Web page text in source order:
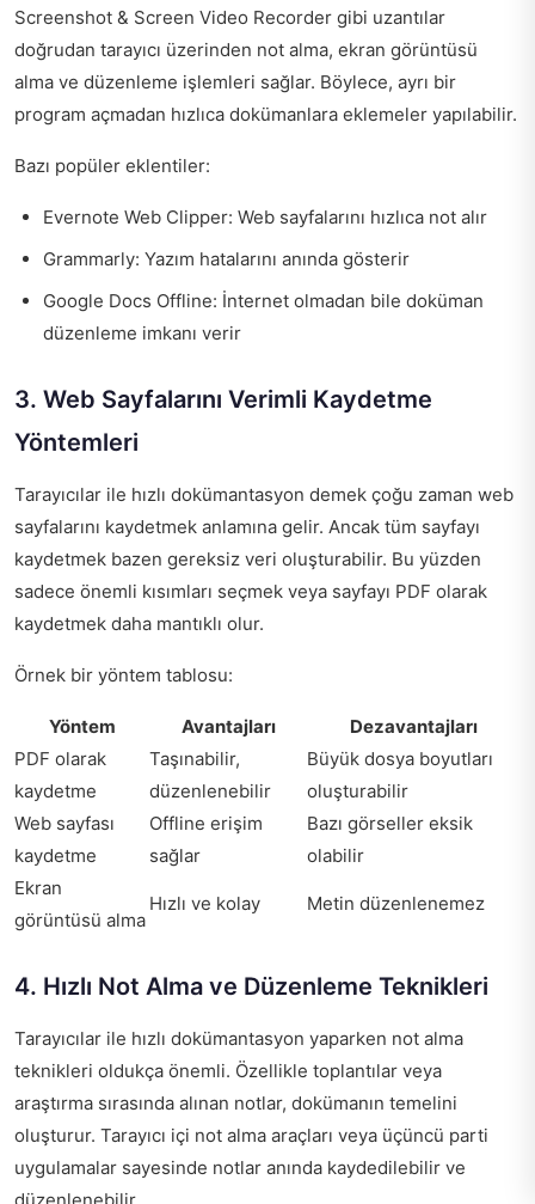
Screenshot & Screen Video Recorder gibi uzantılar
doğrudan tarayıcı üzerinden not alma, ekran görüntüsü
alma ve düzenleme işlemleri sağlar. Böylece, ayrı bir
program açmadan hızlıca dokümanlara eklemeler yapılabilir.
Bazı popüler eklentiler:
Evernote Web Clipper: Web sayfalarını hızlıca not alır
Grammarly: Yazım hatalarını anında gösterir
Google Docs Offline: İnternet olmadan bile doküman
düzenleme imkanı verir
3. Web Sayfalarını Verimli Kaydetme
Yöntemleri
Tarayıcılar ile hızlı dokümantasyon demek çoğu zaman web
sayfalarını kaydetmek anlamına gelir. Ancak tüm sayfayı
kaydetmek bazen gereksiz veri oluşturabilir. Bu yüzden
sadece önemli kısımları seçmek veya sayfayı PDF olarak
kaydetmek daha mantıklı olur.
Örnek bir yöntem tablosu:
Yöntem Avantajları
Dezavantajları
PDF olarak
kaydetme
Taşınabilir,
düzenlenebilir
Büyük dosya boyutları
oluşturabilir
Web sayfası
kaydetme
Offline erişim
sağlar
Bazı görseller eksik
olabilir
Ekran
görüntüsü alma
Hızlı ve kolay Metin düzenlenemez
4. Hızlı Not Alma ve Düzenleme Teknikleri
Tarayıcılar ile hızlı dokümantasyon yaparken not alma
teknikleri oldukça önemli. Özellikle toplantılar veya
araştırma sırasında alınan notlar, dokümanın temelini
oluşturur. Tarayıcı içi not alma araçları veya üçüncü parti
uygulamalar sayesinde notlar anında kaydedilebilir ve